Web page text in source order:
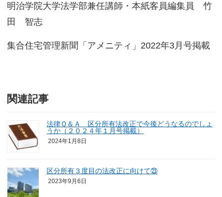
明治学院大学法学部兼任講師・本紙客員編集員 竹
田 智志
集合住宅管理新聞「アメニティ」2022年3月号掲載
関連記事
法律Ｑ＆Ａ 区分所有法改正で今後どうなるのでしょ
うか（２０２４年１月号掲載）
2024年1月8日
区分所有３度目の法改正に向けて㉓
2023年9月6日